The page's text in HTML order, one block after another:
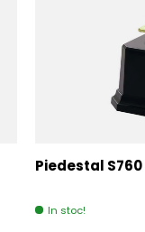
Piedestal S760
In stoc!